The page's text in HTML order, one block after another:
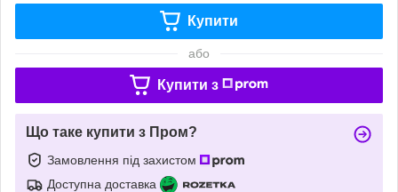
Купити
або
Купити з
Що таке купити з Пром?
Замовлення під захистом
Доступна доставка